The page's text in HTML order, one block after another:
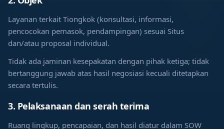
Layanan terkait Tiongkok (konsultasi, informasi,
pencocokan pemasok, pendampingan) sesuai Situs
dan/atau proposal individual.
Tidak ada jaminan kesepakatan dengan pihak ketiga; tidak
bertanggung jawab atas hasil negosiasi kecuali ditetapkan
secara tertulis.
3. Pelaksanaan dan serah terima
Ruang lingkup, pencapaian, dan hasil diatur dalam SOW